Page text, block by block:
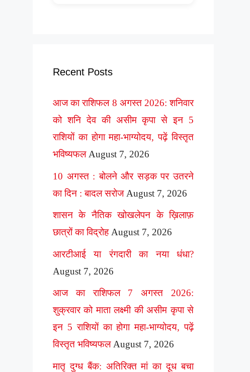
Recent Posts
आज का राशिफल 8 अगस्त 2026: शनिवार
को शनि देव की असीम कृपा से इन 5
राशियों का होगा महा-भाग्योदय, पढ़ें विस्तृत
भविष्यफल August 7, 2026
10 अगस्त : बोलने और सड़क पर उतरने
का दिन : बादल सरोज August 7, 2026
शासन के नैतिक खोखलेपन के ख़िलाफ़
छात्रों का विद्रोह August 7, 2026
आरटीआई या रंगदारी का नया धंधा?
August 7, 2026
आज का राशिफल 7 अगस्त 2026:
शुक्रवार को माता लक्ष्मी की असीम कृपा से
इन 5 राशियों का होगा महा-भाग्योदय, पढ़ें
विस्तृत भविष्यफल August 7, 2026
मातृ दुग्ध बैंक: अतिरिक्त मां का दूध बचा